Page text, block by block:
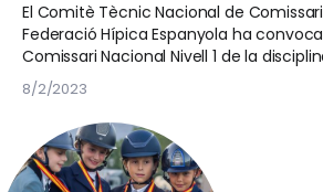
El Comitè Tècnic Nacional de
Federació Hípica Espanyola ha
Comissari Nacional Nivell 1 de la
8/2/2023